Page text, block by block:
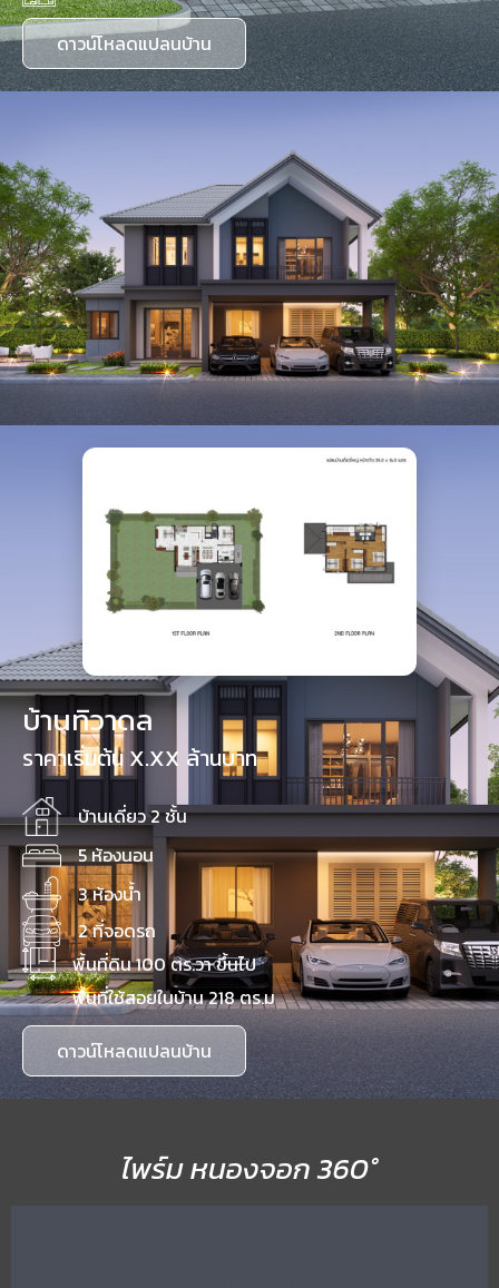
ดาวน์โหลดแปลนบ้าน
บ้านทิวาดล
ราคาเริ่มต้น X.XX ล้านบาท
บ้านเดี่ยว 2 ชั้น
5 ห้องนอน
3 ห้องน้ำ
2 ที่จอดรถ
พื้นที่ดิน 100 ตร.วา ขึ้นไป
พื้นที่ใช้สอยในบ้าน 218 ตร.ม
ดาวน์โหลดแปลนบ้าน
ไพร์ม หนองจอก 360°